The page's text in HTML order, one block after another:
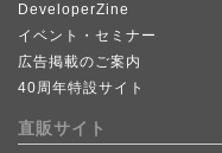
DeveloperZine
イベント・セミナー
広告掲載のご案内
40周年特設サイト
直販サイト